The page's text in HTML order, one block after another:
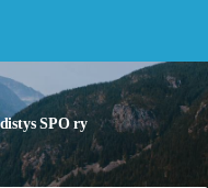
SPO ry